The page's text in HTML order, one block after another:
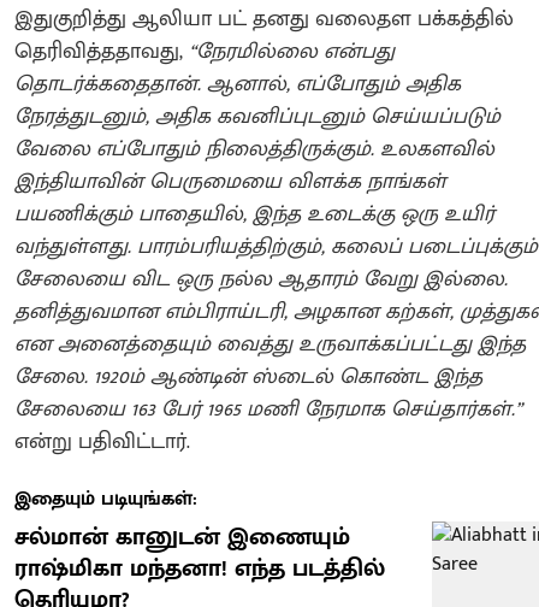
இதுகுறித்து ஆலியா பட் தனது வலைதள பக்கத்தில்
தெரிவித்ததாவது, “நேரமில்லை என்பது
தொடர்க்கதைதான். ஆனால், எப்போதும் அதிக
நேரத்துடனும், அதிக கவனிப்புடனும் செய்யப்படும்
வேலை எப்போதும் நிலைத்திருக்கும். உலகளவில்
இந்தியாவின் பெருமையை விளக்க நாங்கள்
பயணிக்கும் பாதையில், இந்த உடைக்கு ஒரு உயிர்
வந்துள்ளது. பாரம்பரியத்திற்கும், கலைப் படைப்புக்கும்
சேலையை விட ஒரு நல்ல ஆதாரம் வேறு இல்லை.
தனித்துவமான எம்பிராய்டரி, அழகான கற்கள்,
என அனைத்தையும் வைத்து உருவாக்கப்பட்டது இந்த
சேலை. 1920ம் ஆண்டின் ஸ்டைல் கொண்ட இந்த
சேலையை 163 பேர் 1965 மணி நேரமாக செய்தார்கள்.”
என்று பதிவிட்டார்.
இதையும் படியுங்கள்:
சல்மான் கானுடன் இணையும்
ராஷ்மிகா மந்தனா! எந்த படத்தில்